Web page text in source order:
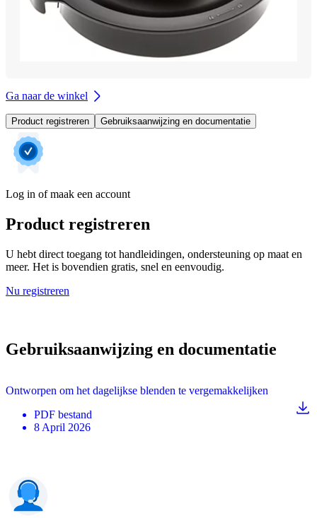
Ga naar de winkel
Product registreren Gebruiksaanwijzing en documentatie
Log in of maak een account
Product registreren
U hebt direct toegang tot handleidingen, ondersteuning op maat en
meer. Het is bovendien gratis, snel en eenvoudig.
Nu registreren
Gebruiksaanwijzing en documentatie
Ontworpen om het dagelijkse blenden te vergemakkelijken
PDF bestand
8 April 2026